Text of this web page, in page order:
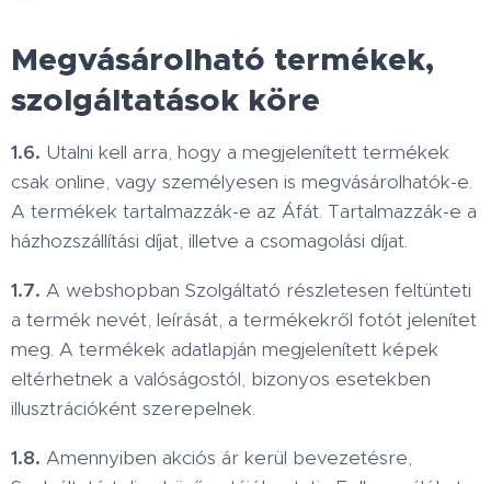
Megvásárolható termékek,
szolgáltatások köre
1.6. Utalni kell arra, hogy a megjelenített termékek
csak online, vagy személyesen is megvásárolhatók-e.
A termékek tartalmazzák-e az Áfát. Tartalmazzák-e a
házhozszállítási díjat, illetve a csomagolási díjat.
1.7. A webshopban Szolgáltató részletesen feltünteti
a termék nevét, leírását, a termékekről fotót jelenítet
meg. A termékek adatlapján megjelenített képek
eltérhetnek a valóságostól, bizonyos esetekben
illusztrációként szerepelnek.
1.8. Amennyiben akciós ár kerül bevezetésre,